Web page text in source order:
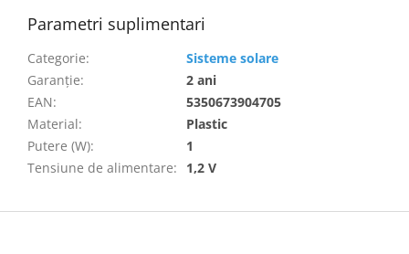
Parametri suplimentari
Categorie:
Sisteme solare
Garanţie:
2 ani
EAN:
5350673904705
Material:
Plastic
Putere (W):
1
Tensiune de alimentare: 1,2 V
S